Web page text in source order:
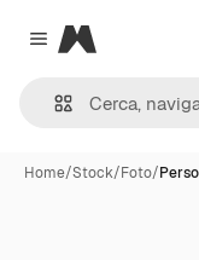
Close menu
Magnific
Home/Stock/Foto/